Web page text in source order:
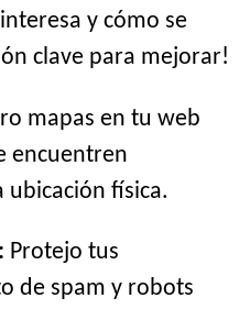
y cómo se
clave para mejorar!
mapas en tu web
encuentren
ubicación física.
Protejo tus
de spam y robots